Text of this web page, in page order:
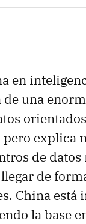
en
una
explica
de
de
China está
la base